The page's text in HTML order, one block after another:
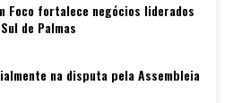
Foco fortalece negócios liderados
de Palmas
na disputa pela Assembleia